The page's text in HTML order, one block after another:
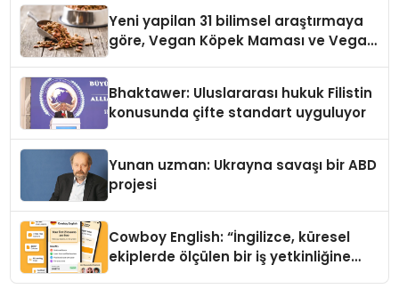
Yeni yapilan 31 bilimsel araştırmaya
göre, Vegan Köpek Maması ve Vegan
Bhaktawer: Uluslararası hukuk Filistin
konusunda çifte standart uyguluyor
Yunan uzman: Ukrayna savaşı bir ABD
projesi
Cowboy English: “İngilizce, küresel
ekiplerde ölçülen bir iş yetkinliğine